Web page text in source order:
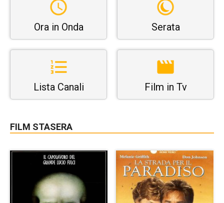
Ora in Onda Serata
Lista Canali Film in Tv
FILM STASERA